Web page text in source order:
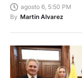
agosto 6, 5:50 PM
By Martin Alvarez